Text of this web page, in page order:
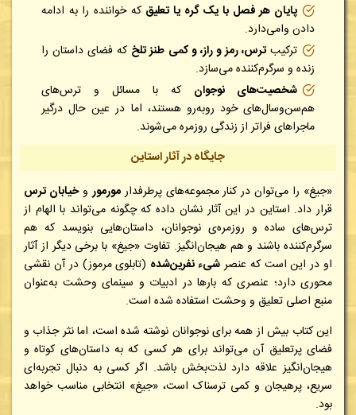
پایان هر فصل با یک گره یا تعلیق که خواننده را به ادامه
دادن وامی‌دارد.
ترکیبترس، رمز و راز، و کمی طنز تلخ که فضای داستان را
زنده و سرگرم‌کننده می‌سازد.
شخصیت‌های نوجوان که با مسائل و ترس‌های
هم‌سن‌وسال‌های خود روبه‌رو هستند، اما در عین حال درگیر
ماجراهای فراتر از زندگی روزمره می‌شوند.
جایگاه در آثار استاین
«جیغ» را می‌توان در کنار مجموعه‌های پرطرفدارمورمور وخیابان ترس
قرار داد. استاین در این آثار نشان داده که چگونه می‌تواند با الهام از
ترس‌های ساده و روزمره‌ی نوجوانان، داستان‌هایی بنویسد که هم
سرگرم‌کننده باشند و هم هیجان‌انگیز. تفاوت «جیغ» با برخی دیگر از آثار
او در این است که عنصر شیء نفرین‌شده (تابلوی مرموز) در آن نقشی
محوری دارد؛ عنصری که بارها در ادبیات و سینمای وحشت به‌عنوان
منبع اصلی تعلیق و وحشت استفاده شده است.
این کتاب بیش از همه برای نوجوانان نوشته شده است، اما نثر جذاب و
فضای پرتعلیق آن می‌تواند برای هر کسی که به داستان‌های کوتاه و
هیجان‌انگیز علاقه دارد لذت‌بخش باشد. اگر کسی به دنبال تجربه‌ای
سریع، پرهیجان و کمی ترسناک است، «جیغ» انتخابی مناسب خواهد
بود.